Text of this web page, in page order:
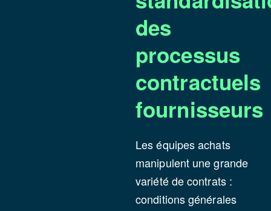
des
processus
contractuels
fournisseurs
Les équipes achats
manipulent une grande
variété de contrats :
conditions générales